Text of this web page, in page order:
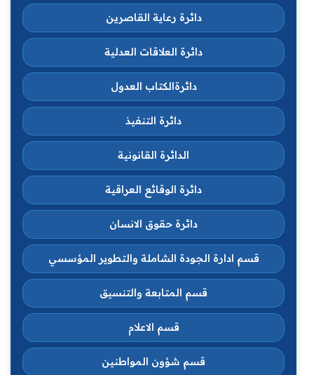
دائرة رعاية القاصرين
دائرة العلاقات العدلية
دائرةالكتاب العدول
دائرة التنفيذ
الدائرة القانونية
دائرة الوقائع العراقية
دائرة حقوق الانسان
قسم ادارة الجودة الشاملة والتطوير المؤسسي
قسم المتابعة والتنسيق
قسم الاعلام
قسم شؤون المواطنين